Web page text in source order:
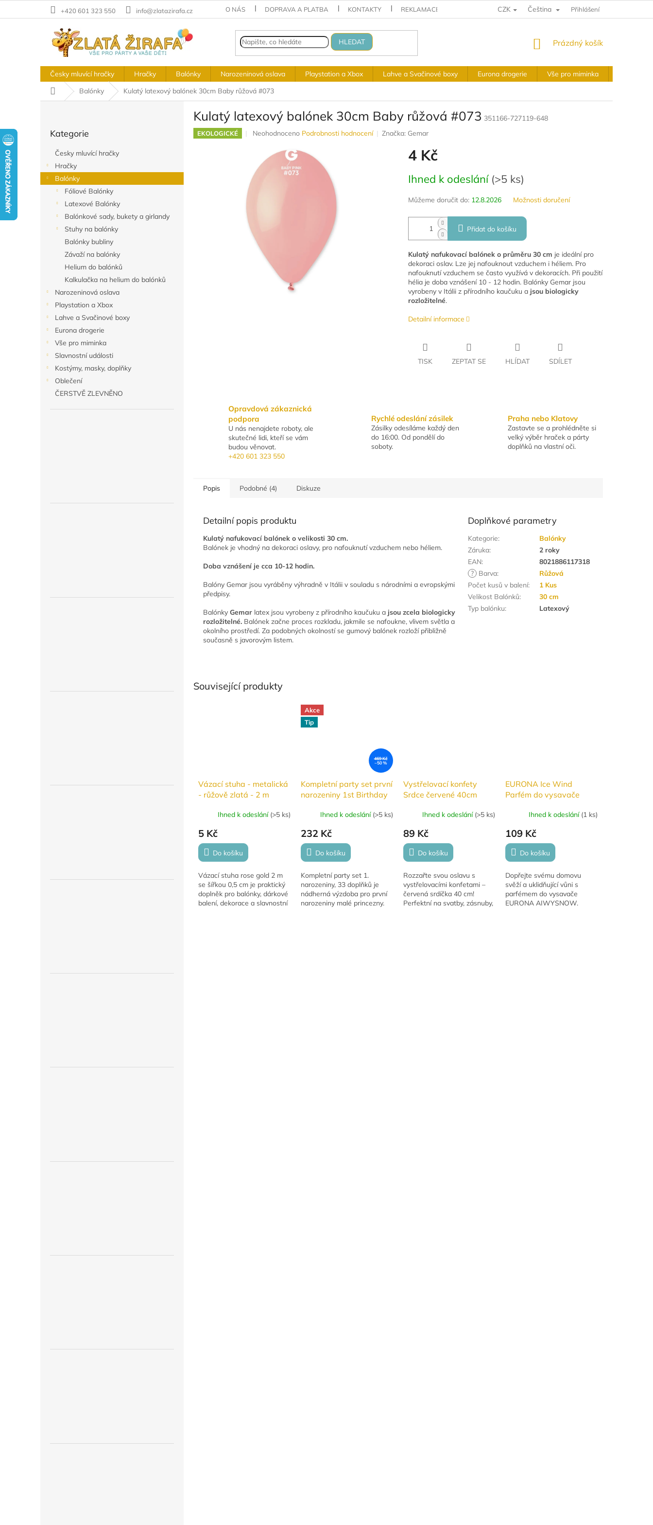
+420 601 323 550 info@zlatazirafa.cz O NÁS DOPRAVA A PLATBA KONTAKTY REKLAMACE A VRÁCENÍ VÝKUPNÍ PODMÍNKY OBCHODNÍ PODMÍNKY
CZK Čeština Přihlášení
HLEDAT
NÁKUPNÍ
Prázdný košík
Česky mluvící hračky Hračky Balónky Narozeninová oslava Playstation a Xbox Lahve a Svačinové boxy Eurona drogerie Vše pro miminka
Domů
Balónky Kulatý latexový balónek 30cm Baby růžová #073
n
kategorie
Kategorie
Česky mluvící hračky
Hračky
Balónky
Fóliové Balónky
Latexové Balónky
Balónkové sady, bukety a girlandy
Stuhy na balónky
Balónky bubliny
Závaží na balónky
Helium do balónků
Kalkulačka na helium do balónků
Narozeninová oslava
Playstation a Xbox
Lahve a Svačinové boxy
Eurona drogerie
Vše pro miminka
Slavnostní události
Kostýmy, masky, doplňky
Oblečení
ČERSTVĚ ZLEVNĚNO
Kulatý latexový balónek 30cm Baby růžová #073 351166-727119-648
EKOLOGICKÉ
Průměrné
produktu
0,0
z
Neohodnoceno Podrobnosti hodnocení Značka: Gemar
4 Kč
cena:
Ihned k odeslání (>5 ks)
Můžeme doručit do: 12.8.2026 Možnosti doručení
Přidat do košíku
Kulatý nafukovací balónek o průměru 30 cm je ideální pro
dekoraci oslav. Lze jej nafouknout vzduchem i héliem. Pro
nafouknutí vzduchem se často využívá v dekoracích. Při použití
hélia je doba vznášení 10 - 12 hodin. Balónky Gemar jsou
vyrobeny v Itálii z přírodního kaučuku ajsou biologicky
rozložitelné.
Detailní informace
TISK ZEPTAT SE HLÍDAT SDÍLET
Opravdová zákaznická
podpora
U nás nenajdete roboty, ale
skutečné lidi, kteří se vám
budou věnovat.
+420 601 323 550
Rychlé odeslání zásilek
Zásilky odesíláme každý den
do 16:00. Od pondělí do
soboty.
Praha nebo Klatovy
Zastavte se a prohlédněte si
velký výběr hraček a párty
doplňků na vlastní oči.
Související produkty
Vázací stuha - metalická
- růžově zlatá - 2 m
Ihned k odeslání (>5 ks)
5 Kč
Do košíku
Vázací stuha rose gold 2 m
se šířkou 0,5 cm je praktický
doplněk pro balónky, dárkové
balení, dekorace a slavnostní
Akce
Tip
469 Kč
–50 %
Kompletní party set první
narozeniny 1st Birthday
Ihned k odeslání (>5 ks)
232 Kč
Do košíku
Kompletní party set 1.
narozeniny, 33 doplňků je
nádherná výzdoba pro první
narozeniny malé princezny.
Vystřelovací konfety
Srdce červené 40cm
Ihned k odeslání (>5 ks)
89 Kč
Do košíku
Rozzařte svou oslavu s
vystřelovacími konfetami –
červená srdíčka 40 cm!
Perfektní na svatby, zásnuby,
EURONA Ice Wind
Parfém do vysavače
Ihned k odeslání (1 ks)
109 Kč
Do košíku
Dopřejte svému domovu
svěží a uklidňující vůni s
parfémem do vysavače
EURONA AIWYSNOW.
Popis Podobné (4) Diskuze
Detailní popis produktu
Kulatý nafukovací balónek o velikosti 30 cm.
Balónek je vhodný na dekoraci oslavy, pro nafouknutí vzduchem nebo héliem.
Doba vznášení je cca 10-12 hodin.
Balóny Gemar jsou vyráběny výhradně v Itálii v souladu s národními a evropskými
předpisy.
Balónky Gemar latex jsou vyrobeny z přírodního kaučuku a jsou zcela biologicky
rozložitelné. Balónek začne proces rozkladu, jakmile se nafoukne, vlivem světla a
okolního prostředí. Za podobných okolností se gumový balónek rozloží přibližně
současně s javorovým listem.
Doplňkové parametry
Kategorie:
Balónky
Záruka:
2 roky
EAN:
8021886117318
?
Barva:
Růžová
Počet kusů v balení:
1 Kus
Velikost Balónků:
30 cm
Typ balónku: Latexový